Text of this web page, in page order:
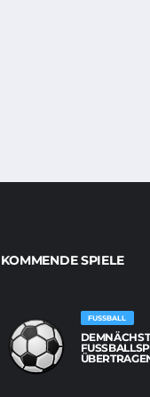
KOMMENDE SPIELE
FUSSBALL
BERTRAGEN